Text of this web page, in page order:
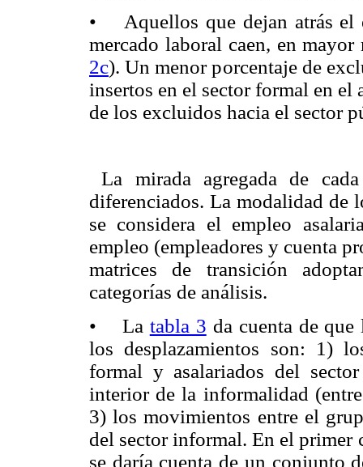
• Aquellos que dejan atrás el
mercado laboral caen, en
2c). Un menor porcentaje de
insertos en el sector formal en
de los excluidos hacia el sector
La mirada agregada de
diferenciados. La modalidad de
se considera el empleo
empleo (empleadores y cuenta
matrices de transición
categorías de análisis.
• La tabla 3 da cuenta de
los desplazamientos son: 1)
formal y asalariados del
interior de la informalidad
3) los movimientos entre el
del sector informal. En el primer
se daría cuenta de un conjunto